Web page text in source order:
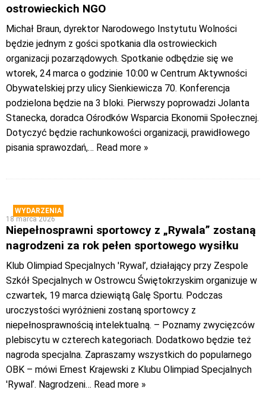
ostrowieckich NGO
Michał Braun, dyrektor Narodowego Instytutu Wolności
będzie jednym z gości spotkania dla ostrowieckich
organizacji pozarządowych. Spotkanie odbędzie się we
wtorek, 24 marca o godzinie 10:00 w Centrum Aktywności
Obywatelskiej przy ulicy Sienkiewicza 70. Konferencja
podzielona będzie na 3 bloki. Pierwszy poprowadzi Jolanta
Stanecka, doradca Ośrodków Wsparcia Ekonomii Społecznej.
Dotyczyć będzie rachunkowości organizacji, prawidłowego
pisania sprawozdań,… Read more »
WYDARZENIA
18 marca 2026
Niepełnosprawni sportowcy z „Rywala” zostaną
nagrodzeni za rok pełen sportowego wysiłku
Klub Olimpiad Specjalnych 'Rywal’, działający przy Zespole
Szkół Specjalnych w Ostrowcu Świętokrzyskim organizuje w
czwartek, 19 marca dziewiątą Galę Sportu. Podczas
uroczystości wyróżnieni zostaną sportowcy z
niepełnosprawnością intelektualną. – Poznamy zwycięzców
plebiscytu w czterech kategoriach. Dodatkowo będzie też
nagroda specjalna. Zapraszamy wszystkich do popularnego
OBK – mówi Ernest Krajewski z Klubu Olimpiad Specjalnych
'Rywal’. Nagrodzeni… Read more »